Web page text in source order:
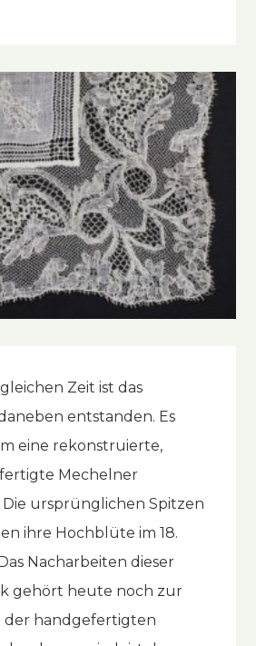
Zeit ist das
entstanden. Es
eine rekonstruierte,
Mechelner
ursprünglichen Spitzen
ihre Hochblüte im 18.
Nacharbeiten dieser
gehört heute noch zur
der handgefertigten